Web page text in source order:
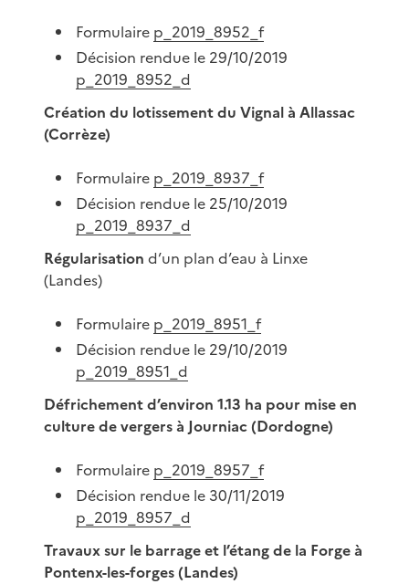
Formulaire p_2019_8952_f
Décision rendue le 29/10/2019
p_2019_8952_d
Création du lotissement du Vignal à Allassac
(Corrèze)
Formulaire p_2019_8937_f
Décision rendue le 25/10/2019
p_2019_8937_d
Régularisation d’un plan d’eau à Linxe
(Landes)
Formulaire p_2019_8951_f
Décision rendue le 29/10/2019
p_2019_8951_d
Défrichement d’environ 1.13 ha pour mise en
culture de vergers à Journiac (Dordogne)
Formulaire p_2019_8957_f
Décision rendue le 30/11/2019
p_2019_8957_d
Travaux sur le barrage et l’étang de la Forge à
Pontenx-les-forges (Landes)